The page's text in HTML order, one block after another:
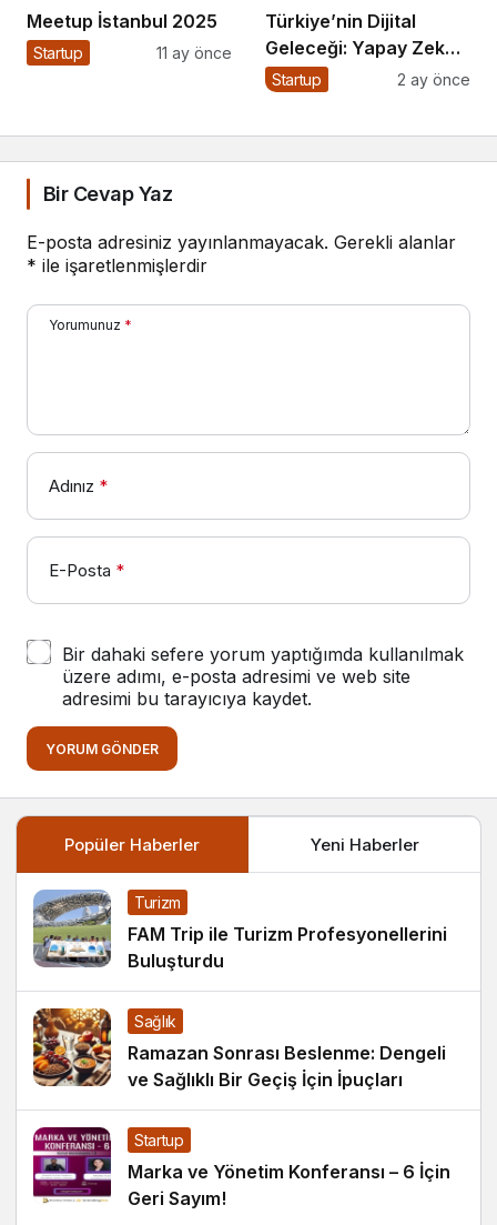
Meetup İstanbul 2025
Startup 11 ay önce
Türkiye’nin Dijital
Geleceği: Yapay Zeka
Çağında “BİLGE”
Startup 2 ay önce
Bir Cevap Yaz
E-posta adresiniz yayınlanmayacak. Gerekli alanlar
* ile işaretlenmişlerdir
Yorumunuz *
Adınız *
E-Posta *
Bir dahaki sefere yorum yaptığımda kullanılmak
üzere adımı, e-posta adresimi ve web site
adresimi bu tarayıcıya kaydet.
YORUM GÖNDER
Popüler Haberler Yeni Haberler
Turizm
FAM Trip ile Turizm Profesyonellerini
Buluşturdu
Sağlık
Ramazan Sonrası Beslenme: Dengeli
ve Sağlıklı Bir Geçiş İçin İpuçları
Startup
Marka ve Yönetim Konferansı – 6 İçin
Geri Sayım!